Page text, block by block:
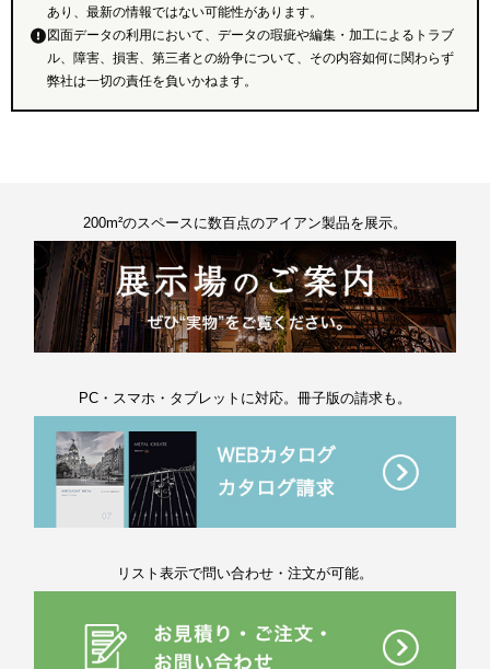
あり、最新の情報ではない可能性があります。
図面データの利用において、データの瑕疵や編集・加工によるトラブ
ル、障害、損害、第三者との紛争について、その内容如何に関わらず
弊社は一切の責任を負いかねます。
200m²のスペースに数百点のアイアン製品を展示。
PC・スマホ・タブレットに対応。冊子版の請求も。
リスト表示で問い合わせ・注文が可能。